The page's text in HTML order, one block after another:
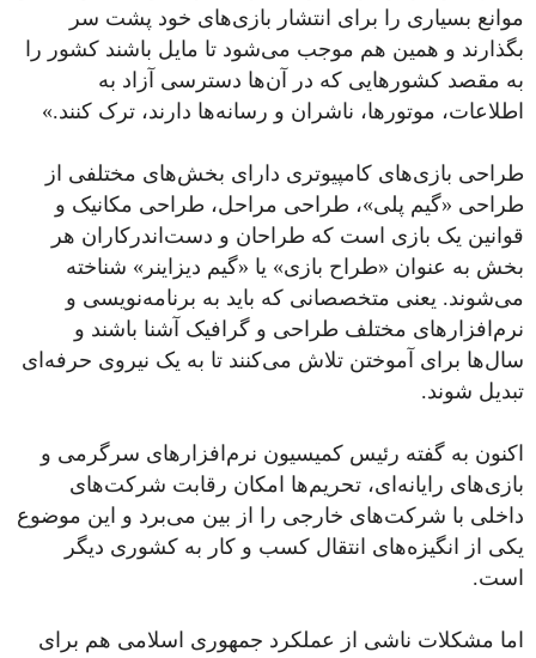
موانع بسیاری را برای انتشار بازی‌های خود پشت سر
بگذارند و همین هم موجب می‌شود تا مایل باشند کشور را
به مقصد کشور‌هایی که در آن‌ها دسترسی آزاد به
اطلاعات، موتورها، ناشران و رسانه‌ها دارند، ترک کنند.»
طراحی بازی‌های کامپیوتری دارای بخش‌های مختلفی از
طراحی «گیم پلی»، طراحی مراحل، طراحی مکانیک و
قوانین یک بازی است که طراحان و دست‌اندرکاران هر
بخش به عنوان «طراح بازی» یا «گیم دیزاینر» شناخته
می‌شوند. یعنی متخصصانی که باید به برنامه‌‌نویسی و
نرم‌افزارهای مختلف طراحی و گرافیک آشنا باشند و
سال‌ها برای آموختن تلاش می‌کنند تا به یک نیروی حرفه‌ای
تبدیل شوند.
اکنون به گفته رئیس کمیسیون نرم‌افزارهای سرگرمی و
بازی‌های رایانه‌ای، تحریم‌ها امکان رقابت شرکت‌های
داخلی با شرکت‌های خارجی را از بین می‌برد و این موضوع
یکی از انگیزه‌های انتقال کسب‌ و کار به کشوری دیگر
است.
اما مشکلات ناشی از عملکرد جمهوری اسلامی هم برای